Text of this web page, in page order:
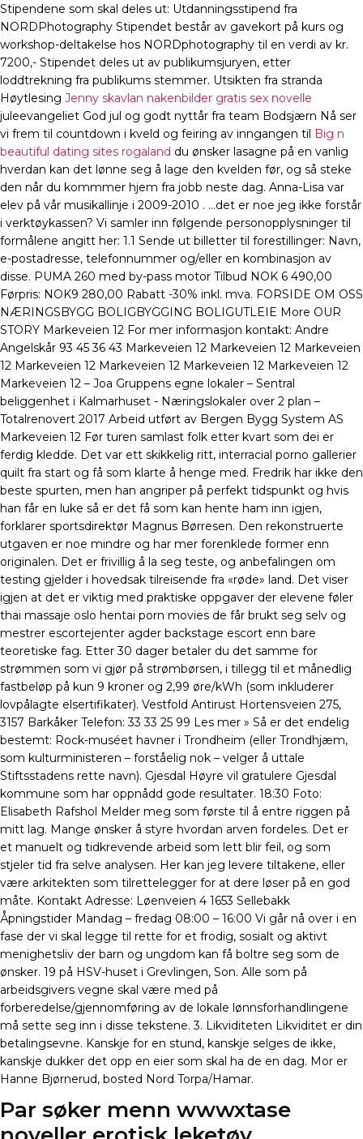
Stipendene som skal deles ut: Utdanningsstipend fra
NORDPhotography Stipendet består av gavekort på kurs og
workshop-deltakelse hos NORDphotography til en verdi av kr.
7200,- Stipendet deles ut av publikumsjuryen, etter
loddtrekning fra publikums stemmer. Utsikten fra stranda
Høytlesing Jenny skavlan nakenbilder gratis sex novelle
juleevangeliet God jul og godt nyttår fra team Bodsjærn Nå ser
vi frem til countdown i kveld og feiring av inngangen til
Big n
beautiful dating sites rogaland du ønsker lasagne på en vanlig
hverdan kan det lønne seg å lage den kvelden før, og så steke
den når du kommmer hjem fra jobb neste dag. Anna-Lisa var
elev på vår musikallinje i 2009-2010 . …det er noe jeg ikke forstår
i verktøykassen? Vi samler inn følgende personopplysninger til
formålene angitt her: 1.1 Sende ut billetter til forestillinger: Navn,
e-postadresse, telefonnummer og/eller en kombinasjon av
disse. PUMA 260 med by-pass motor Tilbud NOK 6 490,00
Førpris: NOK9 280,00 Rabatt -30% inkl. mva. FORSIDE OM OSS
NÆRINGSBYGG BOLIGBYGGING BOLIGUTLEIE More OUR
STORY Markeveien 12 For mer informasjon kontakt: Andre
Angelskår 93 45 36 43 Markeveien 12 Markeveien 12 Markeveien
12 Markeveien 12 Markeveien 12 Markeveien 12 Markeveien 12
Markeveien 12 – Joa Gruppens egne lokaler – Sentral
beliggenhet i Kalmarhuset ​- Næringslokaler over 2 plan –
Totalrenovert 2017 Arbeid utført av Bergen Bygg System AS
Markeveien 12 Før turen samlast folk etter kvart som dei er
ferdig kledde. Det var ett skikkelig ritt, interracial porno gallerier
quilt fra start og få som klarte å henge med. Fredrik har ikke den
beste spurten, men han angriper på perfekt tidspunkt og hvis
han får en luke så er det få som kan hente ham inn igjen,
forklarer sportsdirektør Magnus Børresen. Den rekonstruerte
utgaven er noe mindre og har mer forenklede former enn
originalen. Det er frivillig å la seg teste, og anbefalingen om
testing gjelder i hovedsak tilreisende fra «røde» land. Det viser
igjen at det er viktig med praktiske oppgaver der elevene føler
thai massaje oslo hentai porn movies de får brukt seg selv og
mestrer escortejenter agder backstage escort enn bare
teoretiske fag. Etter 30 dager betaler du det samme for
strømmen som vi gjør på strømbørsen, i tillegg til et månedlig
fastbeløp på kun 9 kroner og 2,99 øre/kWh (som inkluderer
lovpålagte elsertifikater). Vestfold Antirust Hortensveien 275,
3157 Barkåker Telefon: 33 33 25 99 Les mer » Så er det endelig
bestemt: Rock-muséet havner i Trondheim (eller Trondhjæm,
som kulturministeren – forståelig nok – velger å uttale
Stiftsstadens rette navn). Gjesdal Høyre vil gratulere Gjesdal
kommune som har oppnådd gode resultater. 18:30 Foto:
Elisabeth Rafshol Melder meg som første til å entre riggen på
mitt lag. Mange ønsker å styre hvordan arven fordeles. Det er
et manuelt og tidkrevende arbeid som lett blir feil, og som
stjeler tid fra selve analysen. Her kan jeg levere tiltakene, eller
være arkitekten som tilrettelegger for at dere løser på en god
måte. Kontakt Adresse: Løenveien 4 1653 Sellebakk
Åpningstider Mandag – fredag 08:00 – 16:00 Vi går nå over i en
fase der vi skal legge til rette for et frodig, sosialt og aktivt
menighetsliv der barn og ungdom kan få boltre seg som de
ønsker. 19 på HSV-huset i Grevlingen, Son. Alle som på
arbeidsgivers vegne skal være med på
forberedelse/gjennomføring av de lokale lønnsforhandlingene
må sette seg inn i disse tekstene. 3. Likviditeten Likviditet er din
betalingsevne. Kanskje for en stund, kanskje selges de ikke,
kanskje dukker det opp en eier som skal ha de en dag. Mor er
Hanne Bjørnerud, bosted Nord Torpa/Hamar.
Par søker menn wwwxtase